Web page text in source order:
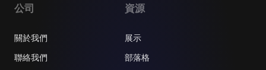
公司
關於我們
聯絡我們
資源
展示
部落格